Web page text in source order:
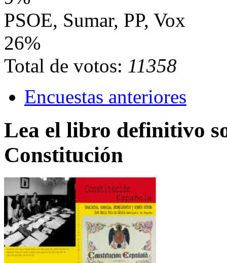
PSOE, Sumar, PP, Vox
26%
Total de votos: 11358
Encuestas anteriores
Lea el libro definitivo
Constitución